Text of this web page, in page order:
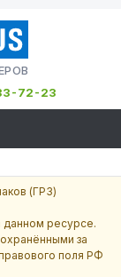
72-23
(ГРЗ)
данном ресурсе.
за
поля РФ